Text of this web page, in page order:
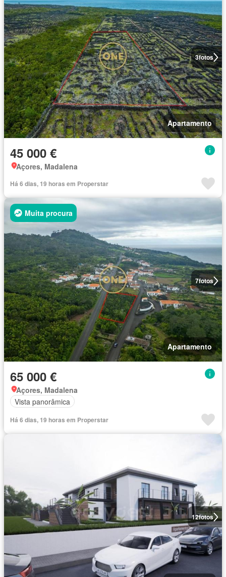
3fotos
Apartamento
45 000 €
Açores, Madalena
Há 6 dias, 19 horas em Properstar
7fotos
Muita procura
Apartamento
65 000 €
Açores, Madalena
Vista panorâmica
Há 6 dias, 19 horas em Properstar
12fotos